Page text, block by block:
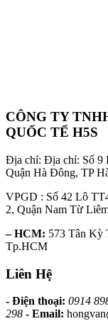
CÔNG TY
QUỐC TẾ H5S
Địa chỉ: Địa chỉ: Số 9
Quận Hà Đông, TP
VPGD : Số 42 Lô
2, Quận Nam Từ
– HCM: 573 Tân Kỳ
Tp.HCM
Liên Hệ
- Điện thoại: 0914
298 - Email: